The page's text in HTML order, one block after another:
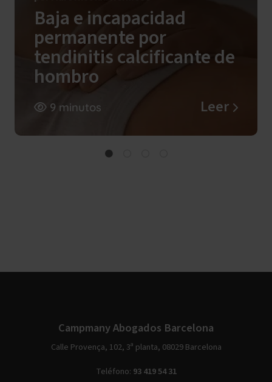
Baja e incapacidad
permanente por
tendinitis calcificante de
hombro
9 minutos Leer
Campmany Abogados Barcelona
Calle Provença, 102, 3ª planta, 08029 Barcelona
Teléfono: 93 419 54 31